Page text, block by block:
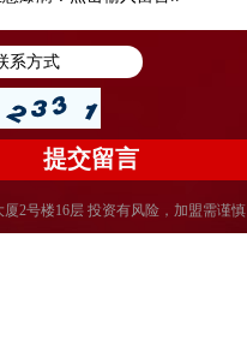
2号楼16层 投资有风险，加盟需谨慎